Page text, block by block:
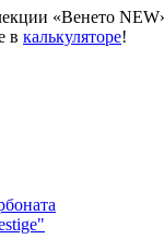
«Венето
в калькуляторе!